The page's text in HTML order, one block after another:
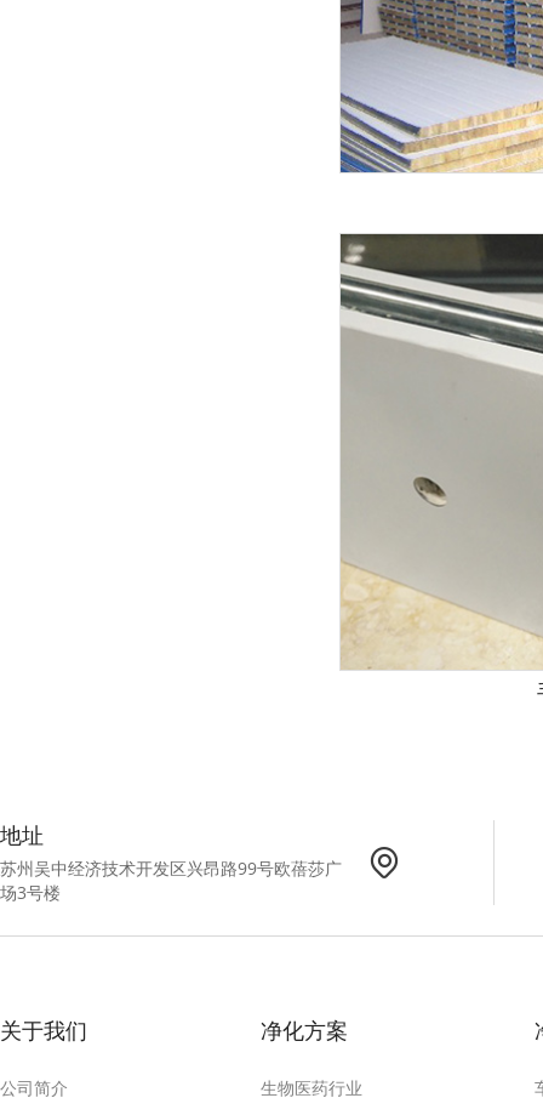
地址
苏州吴中经济技术开发区兴昂路99号欧蓓莎广
场3号楼
关于我们
公司简介
净化方案
生物医药行业